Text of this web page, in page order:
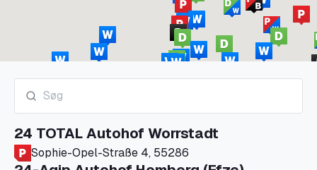
24 TOTAL Autohof Worrstadt
Sophie-Opel-Straße 4, 55286